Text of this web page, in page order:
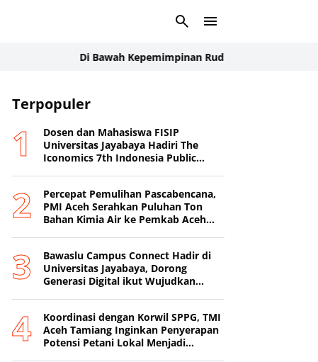
Di Bawah Kepemimpinan Rudi Manurung, Manroe FC
Tipikor
Terpopuler
Dosen dan Mahasiswa FISIP
Universitas Jayabaya Hadiri The
Iconomics 7th Indonesia Public
Percepat Pemulihan Pascabencana,
PMI Aceh Serahkan Puluhan Ton
Bahan Kimia Air ke Pemkab Aceh
Bawaslu Campus Connect Hadir di
Universitas Jayabaya, Dorong
Generasi Digital ikut Wujudkan
Koordinasi dengan Korwil SPPG, TMI
Aceh Tamiang Inginkan Penyerapan
Potensi Petani Lokal Menjadi